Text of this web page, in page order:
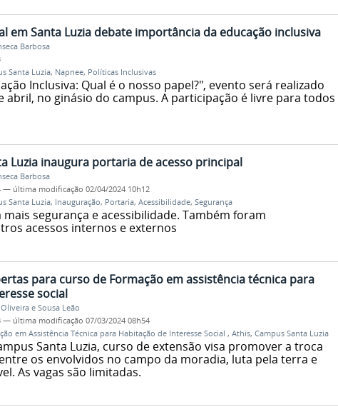
em Santa Luzia debate importância da educação inclusiva
Barbosa
Santa Luzia, Napnee, Políticas Inclusivas
Inclusiva: Qual é o nosso papel?", evento será realizado
abril, no ginásio do campus. A participação é livre para todos
Luzia inaugura portaria de acesso principal
Barbosa
— última modificação 02/04/2024 10h12
Santa Luzia, Inauguração, Portaria, Acessibilidade, Segurança
segurança e acessibilidade. Também foram
acessos internos e externos
para curso de Formação em assistência técnica para
social
e Sousa Leão
— última modificação 07/03/2024 08h54
em Assistência Técnica para Habitação de Interesse Social , Athis, Campus Santa Luzia
Santa Luzia, curso de extensão visa promover a troca
os envolvidos no campo da moradia, luta pela terra e
As vagas são limitadas.